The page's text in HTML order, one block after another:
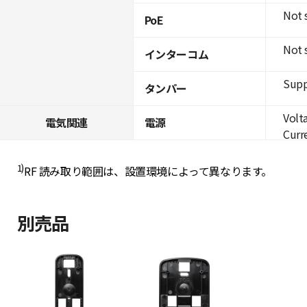
PoE
インターコム
タンパー
電気関連 電源
Not
Not
1)RF 読み取り範囲は、設置環境によって異なります。
別売品